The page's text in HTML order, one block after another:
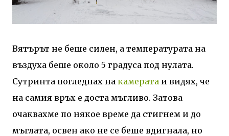
Вятърът не беше силен, а температурата на
въздуха беше около 5 градуса под нулата.
Сутринта погледнах на камерата и видях, че
на самия връх е доста мъгливо. Затова
очаквахме по някое време да стигнем и до
мъглата, освен ако не се беше вдигнала, но